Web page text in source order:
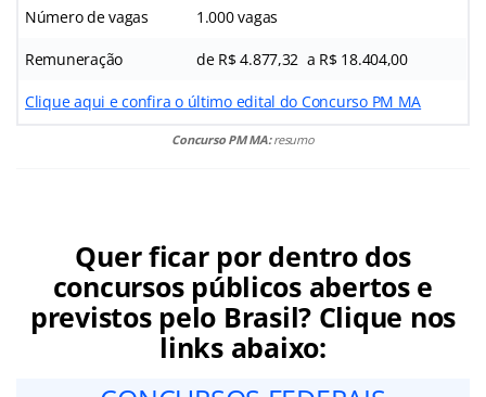
Número de vagas 1.000 vagas
Remuneração de R$ 4.877,32 a R$ 18.404,00
Clique aqui e confira o último edital do Concurso PM MA
Concurso PM MA:resumo
Quer ficar por dentro dos
concursos públicos abertos e
previstos pelo Brasil? Clique nos
links abaixo: